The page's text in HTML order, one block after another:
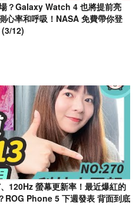
？Galaxy Watch 4 也將提前亮
心率和呼吸！NASA 免費帶你登
12)
120Hz 螢幕更新率！最近爆紅的
Phone 5 下週發表 背面到底